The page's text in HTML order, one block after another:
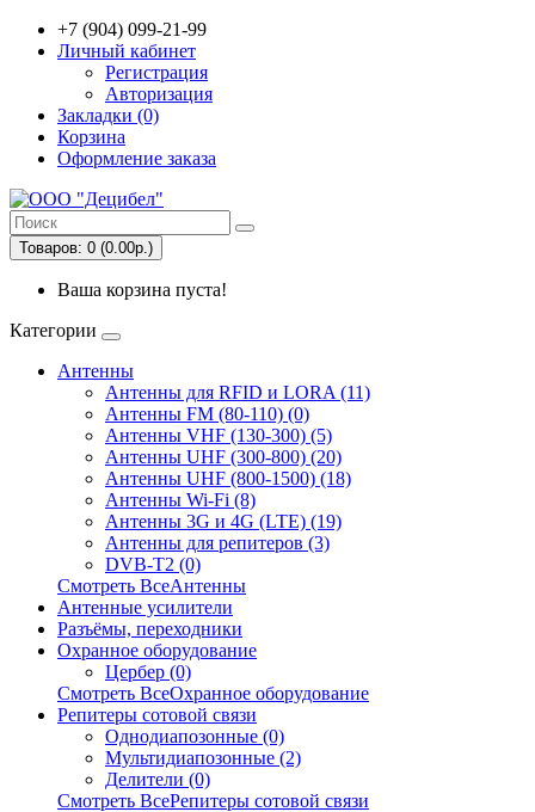
+7 (904) 099-21-99
Личный кабинет
Регистрация
Авторизация
Закладки (0)
Корзина
Оформление заказа
Товаров: 0 (0.00р.)
Ваша корзина пуста!
Категории
Антенны
Антенны для RFID и LORA (11)
Антенны FM (80-110) (0)
Антенны VHF (130-300) (5)
Антенны UHF (300-800) (20)
Антенны UHF (800-1500) (18)
Антенны Wi-Fi (8)
Антенны 3G и 4G (LTE) (19)
Антенны для репитеров (3)
DVB-T2 (0)
Смотреть ВсеАнтенны
Антенные усилители
Разъёмы, переходники
Охранное оборудование
Цербер (0)
Смотреть ВсеОхранное оборудование
Репитеры сотовой связи
Однодиапозонные (0)
Мультидиапозонные (2)
Делители (0)
Смотреть ВсеРепитеры сотовой связи